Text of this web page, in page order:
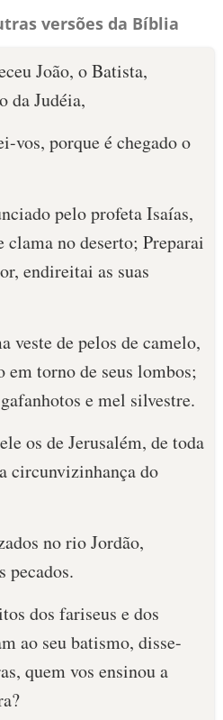
versões da Bíblia
João, o Batista,
da Judéia,
vos, porque é chegado o
pelo profeta Isaías,
clama no deserto; Preparai
endireitai as suas
veste de pelos de camelo,
em torno de seus lombos;
e mel silvestre.
os de Jerusalém, de toda
circunvizinhança do
no rio Jordão,
pecados.
dos fariseus e dos
ao seu batismo, disse-
quem vos ensinou a